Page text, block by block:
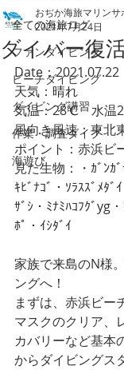
全ての海旅ログ
ファンダイビング
ビーチダイビング
ダイビング講習
作業・調査ダイブ
海遊び
ダイバー復
おぢか海旅マリンサ
2021年7月24日
Date：2021.07.22
天気：晴れ
気温：28℃　水温
風向き風速：東北
ポイント：赤浜ビ
見た生物：・ｶﾞﾝｶﾞ
ｷﾋﾞﾅｺﾞ・ｿﾗｽｽﾞﾒﾀﾞ
ｻﾞｼ・ﾐﾅﾐﾊｺﾌｸﾞyg
ﾎﾟ・ｲｼﾀﾞｲ
家族で来島のN様
ングへ！
まずは、赤浜ビー
マスクのクリア、
カバリーなど基本
からダイビングス